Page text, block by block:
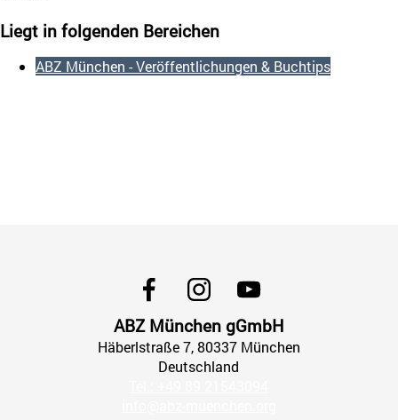
Liegt in folgenden Bereichen
ABZ München - Veröffentlichungen & Buchtips
ABZ München gGmbH
Häberlstraße7, 80337 München
Deutschland